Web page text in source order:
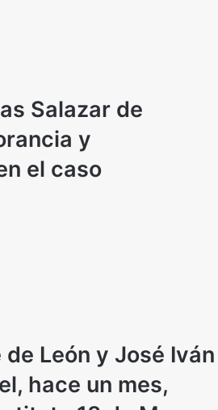
Salazar de
y
el caso
León y José Iván
hace un mes,